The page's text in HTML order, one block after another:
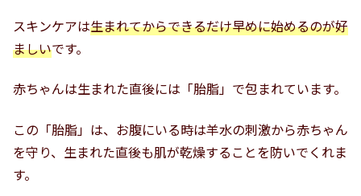
スキンケアは生まれてからできるだけ早めに始めるのが好
ましいです。
赤ちゃんは生まれた直後には「胎脂」で包まれています。
この「胎脂」は、お腹にいる時は羊水の刺激から赤ちゃん
を守り、生まれた直後も肌が乾燥することを防いでくれま
す。